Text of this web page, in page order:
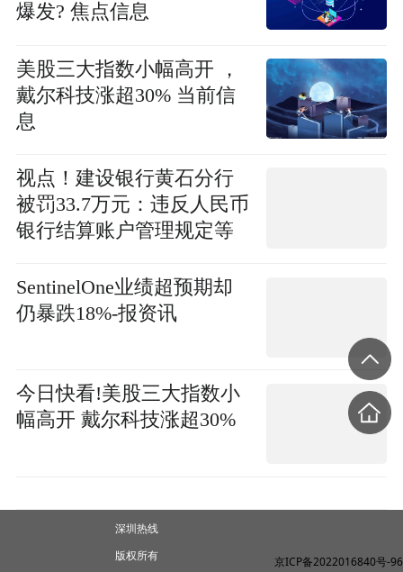
爆发? 焦点信息
美股三大指数小幅高开 ，
戴尔科技涨超30% 当前信
息
视点！建设银行黄石分行
被罚33.7万元：违反人民币
银行结算账户管理规定等
SentinelOne业绩超预期却
仍暴跌18%-报资讯
今日快看!美股三大指数小
幅高开 戴尔科技涨超30%
深圳热线
版权所有 京ICP备2022016840号-96